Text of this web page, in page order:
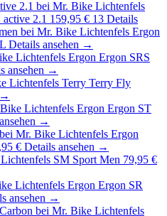
2.1 159,95 € 13 Details
Ergon
Details ansehen →
Ergon Ergon SRS
ansehen →
Terry Terry Fly
→
Ergon Ergon ST
→
Ergon
€ Details ansehen →
SM Sport Men 79,95 €
Ergon Ergon SR
ansehen →